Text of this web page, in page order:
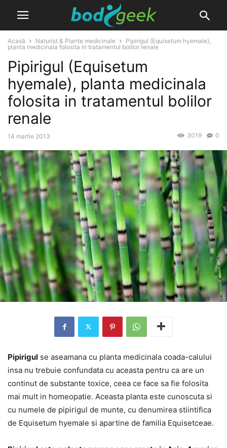
Acasă Naturist & Plante medicinale
Pipirigul (Equisetum hyemale),
planta medicinala folosita in tratamentul bolilor renale
Pipirigul (Equisetum
hyemale), planta medicinala
folosita in tratamentul bolilor
renale
14 martie 2013 0
3019
Pipirigul se aseamana cu planta medicinala coada-calului
insa nu trebuie confundata cu aceasta pentru ca are un
continut de substante toxice, ceea ce face sa fie folosita
mai mult in homeopatie. Aceasta planta este cunoscuta si
cu numele de pipirigul de munte, cu denumirea stiintifica
de Equisetum hyemale si apartine de familia Equisetceae.